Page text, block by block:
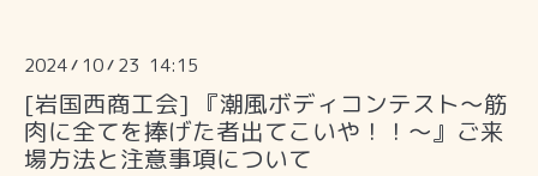
2024/ 10/ 23 14:15
[岩国西商工会] 『潮風ボディコンテスト～筋
肉に全てを捧げた者出てこいや！！～』ご来
場方法と注意事項について